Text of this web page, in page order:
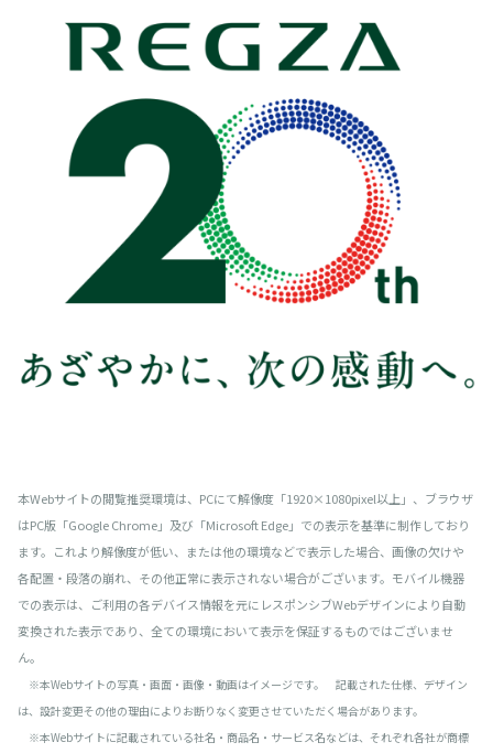
本Webサイトの閲覧推奨環境は、PCにて解像度「1920×1080pixel以上」、ブラウザ
はPC版「Google Chrome」及び「Microsoft Edge」での表示を基準に制作しており
ます。 これより解像度が低い、または他の環境などで表示した場合、画像の欠けや
各配置・段落の崩れ、その他正常に表示されない場合がございます。モバイル機器
での表示は、ご利用の各デバイス情報を元にレスポンシブWebデザインにより自動
変換された表示であり、全ての環境において表示を保証するものではございませ
ん。
※本Webサイトの写真・画面・画像・動画はイメージです。 記載された仕様、デザイン
は、設計変更その他の理由によりお断りなく変更させていただく場合があります。
※本Webサイトに記載されている社名・商品名・サービス名などは、それぞれ各社が商標